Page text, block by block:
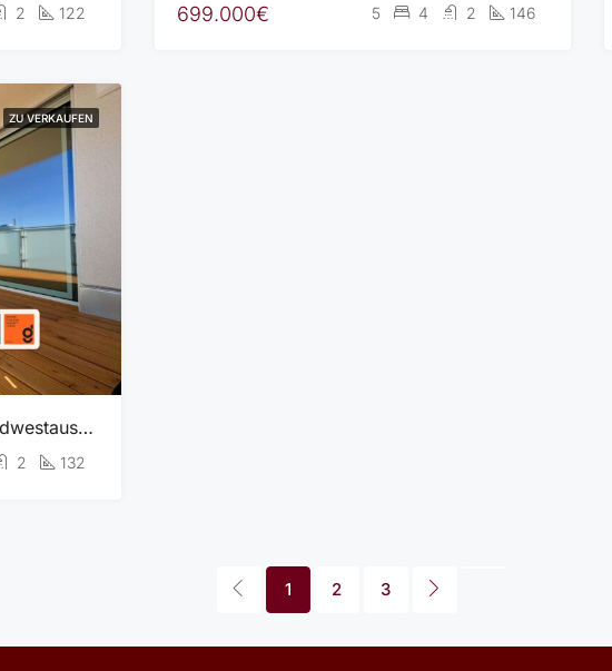
2 122 699.000€ 5 4 2 146
ZU VERKAUFEN
Traumwohnung mit Loggia in Südwestausrichtung – NEUBAU – Provisionsfrei für den Käufer
2 132
1 2 3